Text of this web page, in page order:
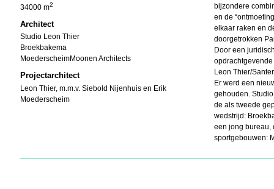
34000 m2
Architect
Studio Leon Thier
Broekbakema
MoederscheimMoonen Architects
Projectarchitect
Leon Thier, m.m.v. Siebold Nijenhuis en Erik
Moederscheim
bijzondere
en de
elkaar raken en
doorgetrokken
Door een
Leon Thier/
Er werd een
gehouden.
de als tweede
wedstrijd:
een jong bureau,
sportgebouwen: